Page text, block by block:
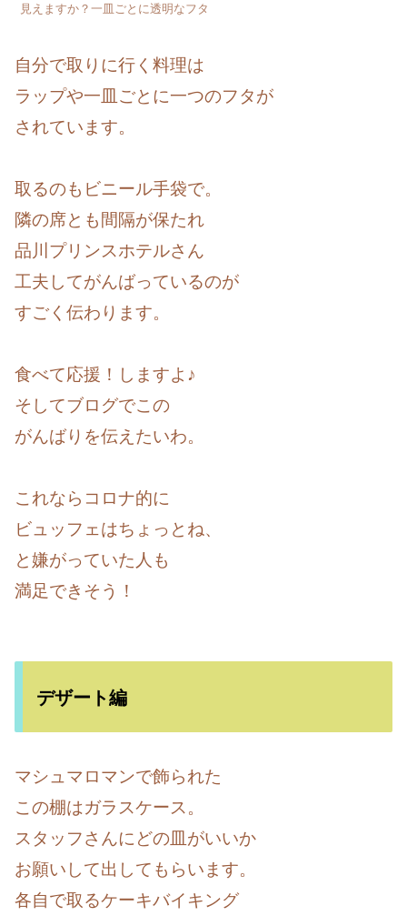
見えますか？一皿ごとに透明なフタ
自分で取りに行く料理は
ラップや一皿ごとに一つのフタが
されています。
取るのもビニール手袋で。
隣の席とも間隔が保たれ
品川プリンスホテルさん
工夫してがんばっているのが
すごく伝わります。
食べて応援！しますよ♪
そしてブログでこの
がんばりを伝えたいわ。
これならコロナ的に
ビュッフェはちょっとね、
と嫌がっていた人も
満足できそう！
デザート編
マシュマロマンで飾られた
この棚はガラスケース。
スタッフさんにどの皿がいいか
お願いして出してもらいます。
各自で取るケーキバイキング